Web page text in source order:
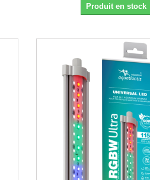
Produit en stock